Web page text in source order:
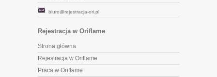
biuro@rejestracja-ori.pl
Rejestracja w Oriflame
Strona główna
Rejestracja w Oriflame
Praca w Oriflame